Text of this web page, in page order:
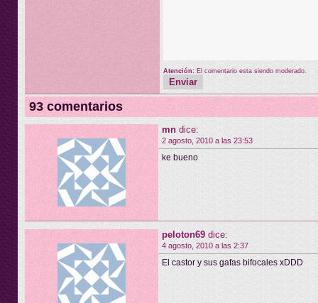
Atención: El comentario esta siendo moderado.
93 comentarios
mn dice:
2 agosto, 2010 a las 23:53
ke bueno
peloton69 dice:
4 agosto, 2010 a las 2:37
El castor y sus gafas bifocales xDDD